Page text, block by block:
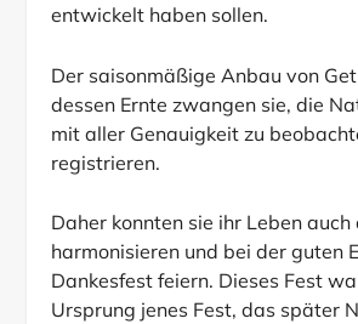
entwickelt haben sollen.
Der saisonmäßige Anbau von
dessen Ernte zwangen sie, die
mit aller Genauigkeit zu
registrieren.
Daher konnten sie ihr Leben
harmonisieren und bei der guten
Dankesfest feiern. Dieses Fest
Ursprung jenes Fest, das später